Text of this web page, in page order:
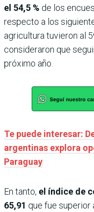
el 54,5 % de los
respecto a los
agricultura tuvieron al
consideraron que
próximo año.
Te puede interesar:
argentinas explora
Paraguay
En tanto, el índice de
65,91 que fue